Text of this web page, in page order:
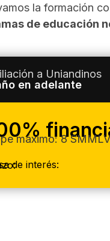
la formación
de educación
a Uniandinos
en adelante
máximo: 8 SMMLV
de interés: